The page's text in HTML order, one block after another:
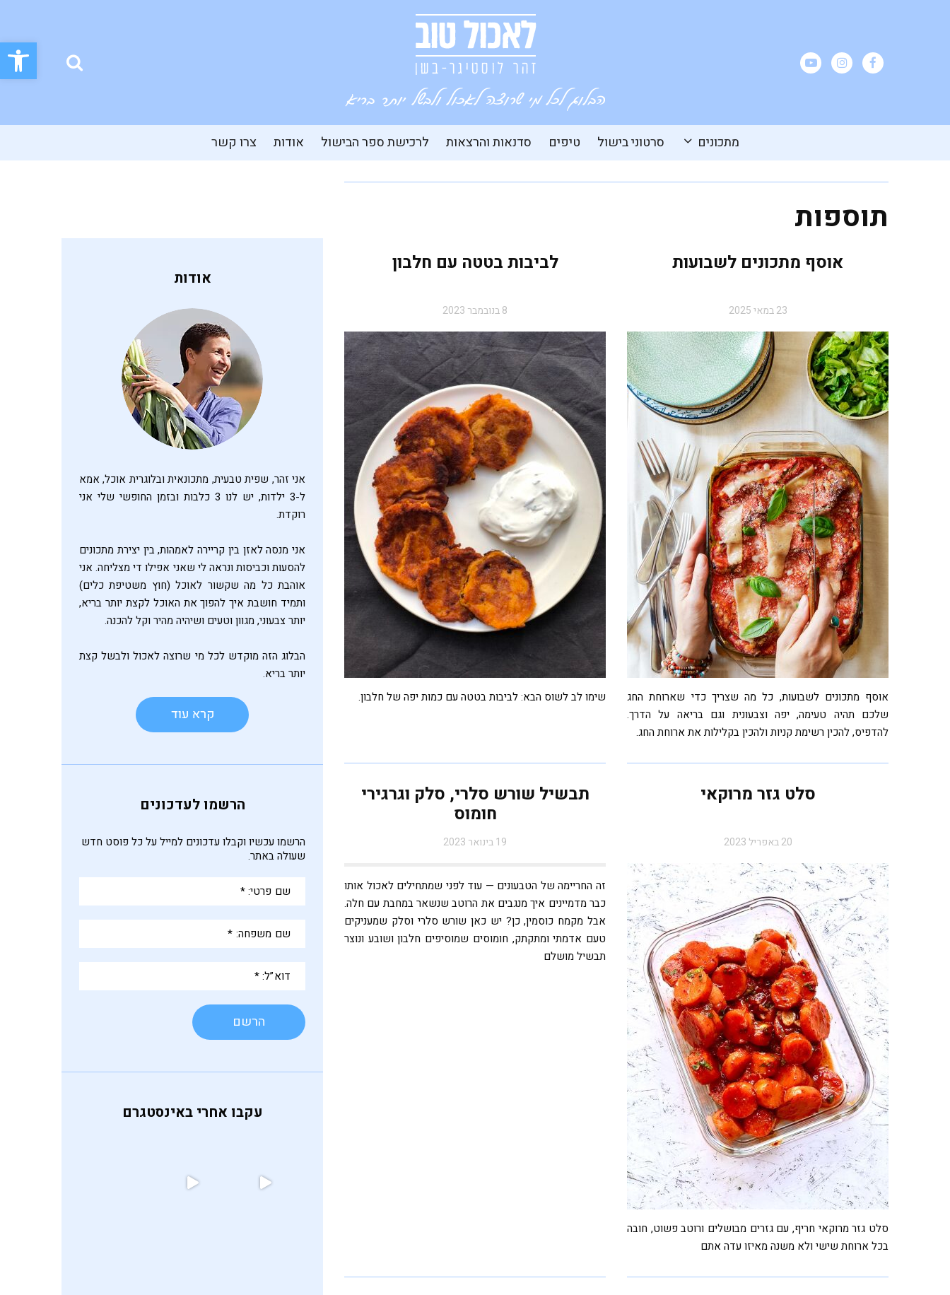
פתח
מתכונים סרטוני בישול טיפים סדנאות והרצאות לרכישת ספר הבישול אודות צרו קשר
תוספות
אוסף מתכונים לשבועות
23 במאי 2025
אוסף מתכונים לשבועות, כל מה שצריך כדי שארוחת החג
שלכם תהיה טעימה, יפה וצבעונית וגם בריאה על הדרך.
להדפיס, להכין רשימת קניות ולהכין בקלילות את ארוחת החג.
לביבות בטטה עם חלבון
8 בנובמבר 2023
שימו לב לשוס הבא: לביבות בטטה עם כמות יפה של חלבון.
סלט גזר מרוקאי
20 באפריל 2023
סלט גזר מרוקאי חריף, עם גזרים מבושלים ורוטב פשוט, חובה
בכל ארוחת שישי ולא משנה מאיזו עדה אתם
תבשיל שורש סלרי, סלק וגרגירי
חומוס
19 בינואר 2023
זה החריימה של הטבעונים — עוד לפני שמתחילים לאכול אותו
כבר מדמיינים איך מנגבים את הרוטב שנשאר במחבת עם חלה.
אבל מקמח כוסמין, כן? יש כאן שורש סלרי וסלק שמעניקים
טעם אדמתי ומתקתק, חומוסים שמוסיפים חלבון ושובע ונוצר
תבשיל מושלם
אודות
אני זהר, שפית טבעית, מתכונאית ובלוגרית אוכל, אמא
ל-3 ילדות, יש לנו 3 כלבות ובזמן החופשי שלי אני
רוקדת.
אני מנסה לאזן בין קריירה לאמהות, בין יצירת מתכונים
להסעות וכביסות ונראה לי שאני אפילו די מצליחה. אני
אוהבת כל מה שקשור לאוכל (חוץ משטיפת כלים)
ותמיד חושבת איך להפוך את האוכל לקצת יותר בריא,
יותר צבעוני, מגוון וטעים ושיהיה מהיר וקל להכנה.
הבלוג הזה מוקדש לכל מי שרוצה לאכול ולבשל קצת
יותר בריא.
הרשמו לעדכונים
הרשמו עכשיו וקבלו עדכונים למייל על כל פוסט חדש
שעולה באתר.
פרטי:
משפחה:
עקבו אחרי באינסטגרם